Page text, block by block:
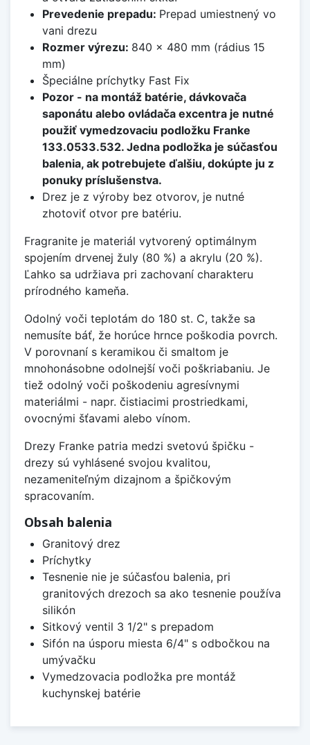
Prevedenie prepadu: Prepad umiestnený vo
vani drezu
Rozmer výrezu: 840 x 480 mm (rádius 15
mm)
Špeciálne príchytky Fast Fix
Pozor - na montáž batérie, dávkovača
saponátu alebo ovládača excentra je nutné
použiť vymedzovaciu podložku Franke
133.0533.532. Jedna podložka je súčasťou
balenia, ak potrebujete ďalšiu, dokúpte ju z
ponuky príslušenstva.
Drez je z výroby bez otvorov, je nutné
zhotoviť otvor pre batériu.
Fragranite je materiál vytvorený optimálnym
spojením drvenej žuly (80 %) a akrylu (20 %).
Ľahko sa udržiava pri zachovaní charakteru
prírodného kameňa.
Odolný voči teplotám do 180 st. C, takže sa
nemusíte báť, že horúce hrnce poškodia povrch.
V porovnaní s keramikou či smaltom je
mnohonásobne odolnejší voči poškriabaniu. Je
tiež odolný voči poškodeniu agresívnymi
materiálmi - napr. čistiacimi prostriedkami,
ovocnými šťavami alebo vínom.
Drezy Franke patria medzi svetovú špičku -
drezy sú vyhlásené svojou kvalitou,
nezameniteľným dizajnom a špičkovým
spracovaním.
Obsah balenia
Granitový drez
Príchytky
Tesnenie nie je súčasťou balenia, pri
granitových drezoch sa ako tesnenie používa
silikón
Sitkový ventil 3 1/2" s prepadom
Sifón na úsporu miesta 6/4" s odbočkou na
umývačku
Vymedzovacia podložka pre montáž
kuchynskej batérie